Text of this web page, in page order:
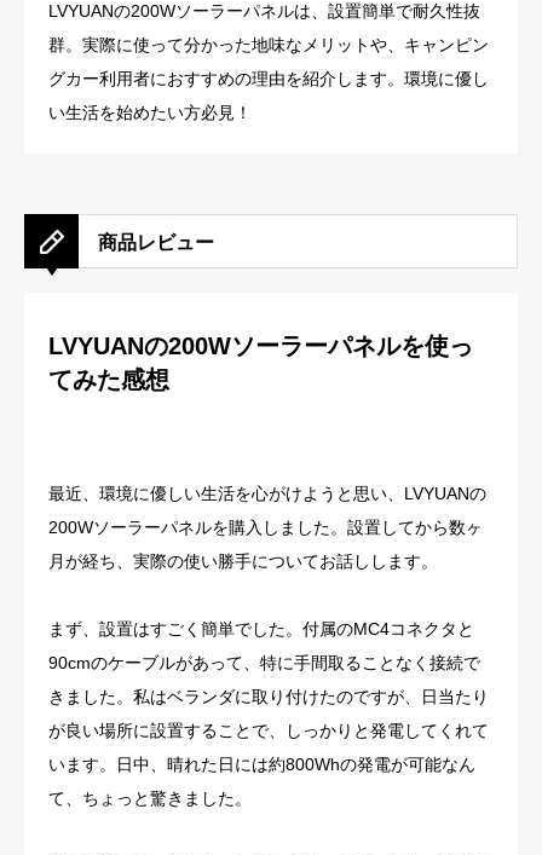
LVYUANの200Wソーラーパネルは、設置簡単で耐久性抜
群。実際に使って分かった地味なメリットや、キャンピン
グカー利用者におすすめの理由を紹介します。環境に優し
い生活を始めたい方必見！
商品レビュー
LVYUANの200Wソーラーパネルを使っ
てみた感想
最近、環境に優しい生活を心がけようと思い、LVYUANの
200Wソーラーパネルを購入しました。設置してから数ヶ
月が経ち、実際の使い勝手についてお話しします。
まず、設置はすごく簡単でした。付属のMC4コネクタと
90cmのケーブルがあって、特に手間取ることなく接続で
きました。私はベランダに取り付けたのですが、日当たり
が良い場所に設置することで、しっかりと発電してくれて
います。日中、晴れた日には約800Whの発電が可能なん
て、ちょっと驚きました。